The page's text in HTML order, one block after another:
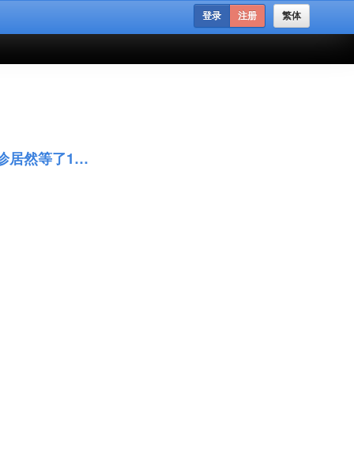
繁体
登录 注册
加拿大医院Google评分近半为差评！看个急诊居然等了16小时